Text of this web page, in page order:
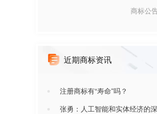
商标公
近期商标资讯
注册商标有“寿命”吗？
张勇：人工智能和实体经济的